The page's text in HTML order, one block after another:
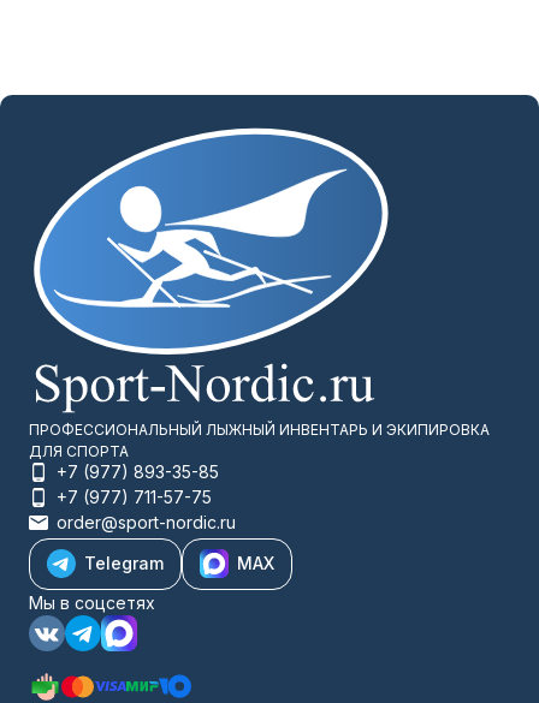
ПРОФЕССИОНАЛЬНЫЙ ЛЫЖНЫЙ ИНВЕНТАРЬ И ЭКИПИРОВКА
ДЛЯ СПОРТА
+7 (977) 893-35-85
order@sport-nordic.ru